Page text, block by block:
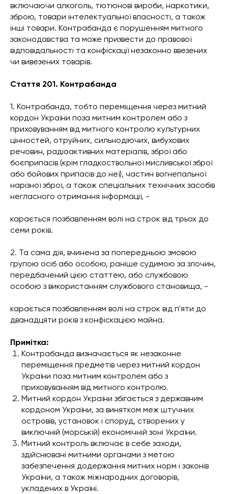
включаючи алкоголь, тютюнові вироби, наркотики,
зброю, товари інтелектуальної власності, а також
інші товари. Контрабанда є порушенням митного
законодавства та може призвести до правової
відповідальності та конфіскації незаконно ввезених
чи вивезених товарів.
Стаття 201. Контрабанда
1. Контрабанда, тобто переміщення через митний
кордон України поза митним контролем або з
приховуванням від митного контролю культурних
цінностей, отруйних, сильнодіючих, вибухових
речовин, радіоактивних матеріалів, зброї або
боєприпасів (крім гладкоствольної мисливської зброї
або бойових припасів до неї), частин вогнепальної
нарізної зброї, а також спеціальних технічних засобів
негласного отримання інформації, -
карається позбавленням волі на строк від трьох до
семи років.
2. Та сама дія, вчинена за попередньою змовою
групою осіб або особою, раніше судимою за злочин,
передбачений цією статтею, або службовою
особою з використанням службового становища, -
карається позбавленням волі на строк від п'яти до
дванадцяти років з конфіскацією майна.
Примітка:
Контрабанда визначається як незаконне
переміщення предметів через митний кордон
України поза митним контролем або з
приховуванням від митного контролю.
Митний кордон України збігається з державним
кордоном України, за винятком меж штучних
островів, установок і споруд, створених у
виключній (морській) економічній зоні України.
Митний контроль включає в себе заходи,
здійснювані митними органами з метою
забезпечення додержання митних норм і законів
України, а також міжнародних договорів,
укладених в Україні.